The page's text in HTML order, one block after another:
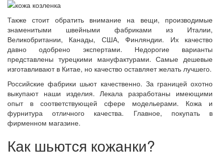
Также стоит обратить внимание на вещи, производимые
знаменитыми швейными фабриками из Италии,
Великобритании, Канады, США, Финляндии. Их качество
давно одобрено экспертами. Недорогие варианты
представлены турецкими мануфактурами. Самые дешевые
изготавливают в Китае, но качество оставляет желать лучшего.
Российские фабрики шьют качественно. За границей охотно
выкупают наши изделия. Лекала разработаны имеющими
опыт в соответствующей сфере модельерами. Кожа и
фурнитура отличного качества. Главное, покупать в
фирменном магазине.
Как шьются кожанки?